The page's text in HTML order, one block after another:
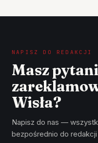
NAPISZ DO REDAKCJI
Masz
Wisła?
Napisz do nas —
bezpośrednio do redakcji